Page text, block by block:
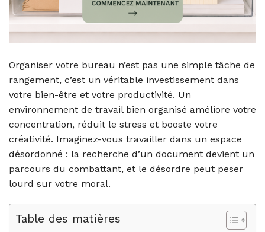
Organiser votre bureau n’est pas une simple tâche de
rangement, c’est un véritable investissement dans
votre bien-être et votre productivité. Un
environnement de travail bien organisé améliore votre
concentration, réduit le stress et booste votre
créativité. Imaginez-vous travailler dans un espace
désordonné : la recherche d’un document devient un
parcours du combattant, et le désordre peut peser
lourd sur votre moral.
Table des matières